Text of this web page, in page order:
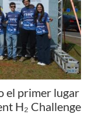
el primer lugar
H₂ Challenge